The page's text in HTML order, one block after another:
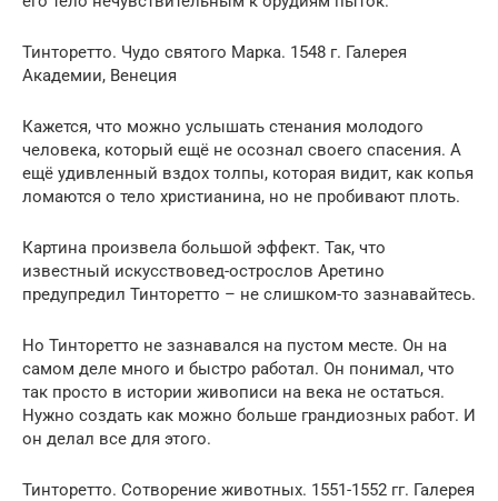
Тинторетто. Чудо святого Марка. 1548 г. Галерея
Академии, Венеция
Кажется, что можно услышать стенания молодого
человека, который ещё не осознал своего спасения. А
ещё удивленный вздох толпы, которая видит, как копья
ломаются о тело христианина, но не пробивают плоть.
Картина произвела большой эффект. Так, что
известный искусствовед-острослов Аретино
предупредил Тинторетто – не слишком-то зазнавайтесь.
Но Тинторетто не зазнавался на пустом месте. Он на
самом деле много и быстро работал. Он понимал, что
так просто в истории живописи на века не остаться.
Нужно создать как можно больше грандиозных работ. И
он делал все для этого.
Тинторетто. Сотворение животных. 1551-1552 гг. Галерея